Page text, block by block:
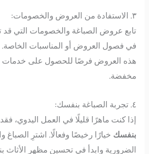
٣. الاستفادة من العروض والخصومات:
تابع عروض الصباغة والخصومات التي قد
في فصول العروض أو المناسبات الخاصة.
هذه العروض فرصًا للحصول على خدمات
مخفضة.
٤. تجربة الصباغة بنفسك:
إذا كنت ماهرًا قليلًا في العمل اليدوي،
بنفسك خيارًا رخيصًا وفعالًا. اشترِ الصباغ
الضرورية وابدأ في تحسين مظهر الأثاث